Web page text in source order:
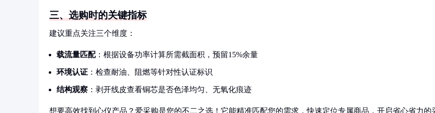
三、选购时的关键指标
建议重点关注三个维度：
载流量匹配：根据设备功率计算所需截面积，预留15%余量
环境认证 ：检查耐油、阻燃等针对性认证标识
结构观察 ：剥开线皮查看铜芯是否色泽均匀、无氧化痕迹
想要高效找到心仪产品？爱采购是您的不二之选！它能精准匹配您的需求，快速定位专属商品，开启省心省力的